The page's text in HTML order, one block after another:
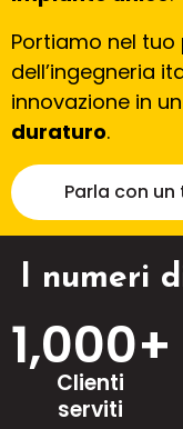
Portiamo nel
dell’ingegneria
innovazione in un
duraturo.
Parla con un
I numeri
Clienti
serviti
1,000+